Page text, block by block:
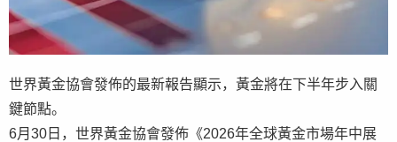
世界黃金協會發佈的最新報告顯示，黃金將在下半年步入關
鍵節點。
6月30日，世界黃金協會發佈《2026年全球黃金市場年中展